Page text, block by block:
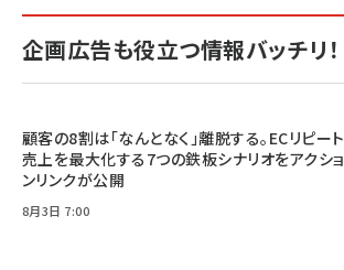
企画広告も役立つ情報バッチリ！
顧客の8割は「なんとなく」離脱する。ECリピート
売上を最大化する7つの鉄板シナリオをアクショ
ンリンクが公開
8月3日 7:00